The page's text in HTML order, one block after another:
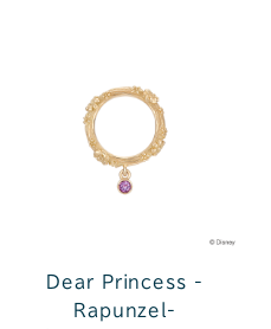
Dear Princess -
Rapunzel-